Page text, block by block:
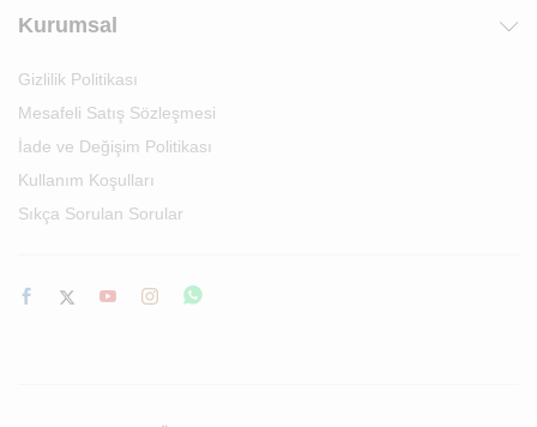
Kurumsal
Gizlilik Politikası
Mesafeli Satış Sözleşmesi
İade ve Değişim Politikası
Kullanım Koşulları
Sıkça Sorulan Sorular